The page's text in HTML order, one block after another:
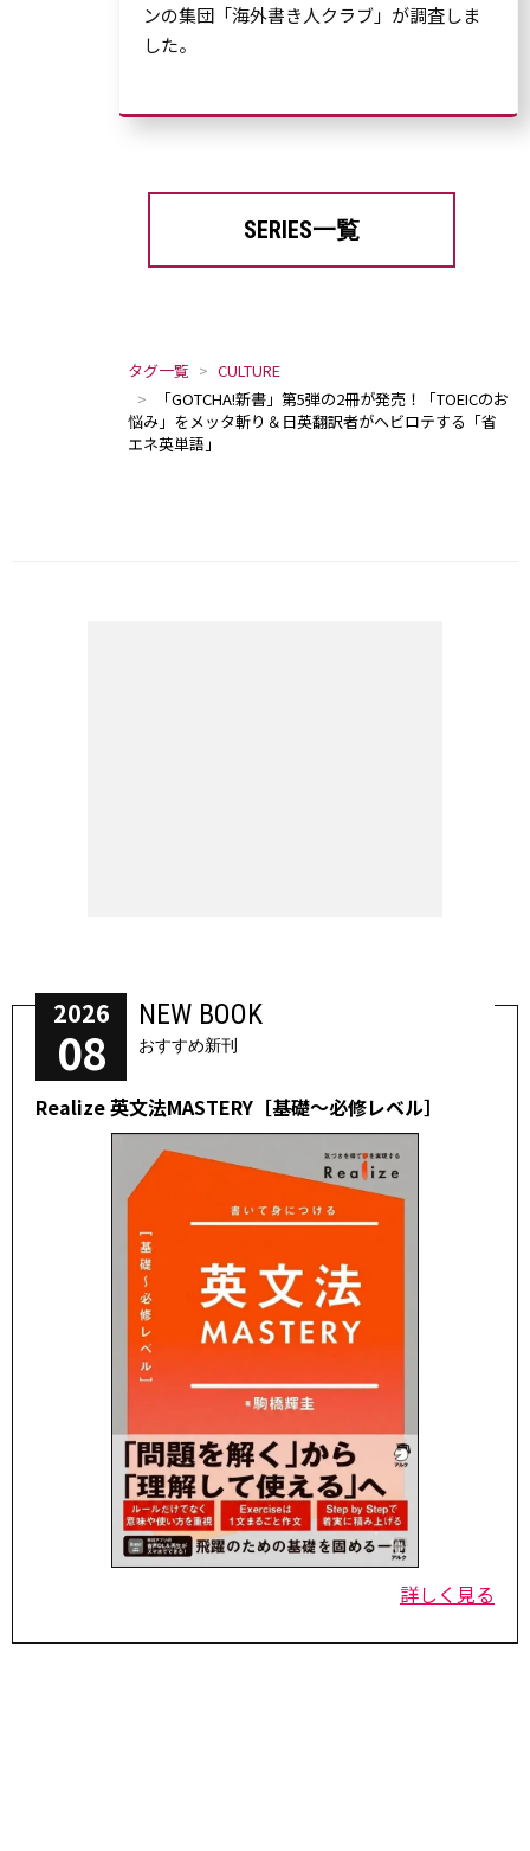
ンの集団「海外書き人クラブ」が調査しま
した。
SERIES一覧
タグ一覧
CULTURE
「GOTCHA!新書」第5弾の2冊が発売！「TOEICのお
悩み」をメッタ斬り＆日英翻訳者がヘビロテする「省
エネ英単語」
2026
08
NEW BOOK
おすすめ新刊
Realize 英文法MASTERY［基礎～必修レベル］
詳しく見る